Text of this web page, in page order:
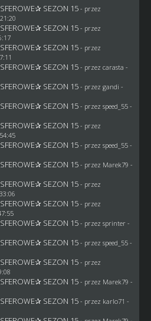
SEZON 15 - przez
SEZON 15 - przez
SEZON 15 - przez
SEZON 15 - przez carasta -
SEZON 15 - przez gandi -
SEZON 15 - przez speed_55 -
SEZON 15 - przez
SEZON 15 - przez speed_55 -
SEZON 15 - przez Marek79 -
SEZON 15 - przez
SEZON 15 - przez
SEZON 15 - przez sprinter -
SEZON 15 - przez speed_55 -
SEZON 15 - przez
SEZON 15 - przez Marek79 -
SEZON 15 - przez karlo71 -